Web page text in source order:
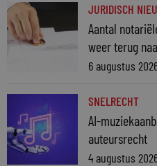
JURIDISCH
Aantal
weer terug
6 augustus
SNELRECHT
AI-
auteursrecht
4 augustus